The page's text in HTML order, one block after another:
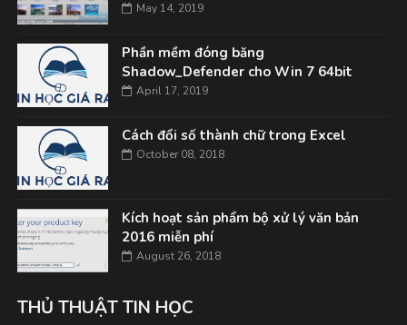
May 14, 2019
Phần mềm đóng băng
Shadow_Defender cho Win 7 64bit
April 17, 2019
Cách đổi số thành chữ trong Excel
October 08, 2018
Kích hoạt sản phẩm bộ xử lý văn bản
2016 miễn phí
August 26, 2018
THỦ THUẬT TIN HỌC